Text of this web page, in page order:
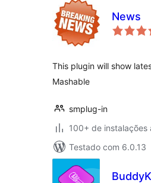
News
This plugin will show
Mashable
smplug-in
100+ de instalações
Testado com 6.0.13